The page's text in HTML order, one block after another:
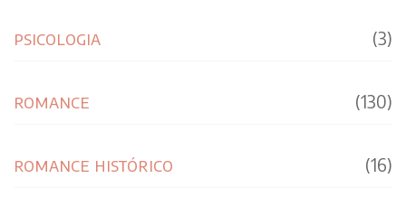
psicologia (3)
romance (130)
romance histórico (16)